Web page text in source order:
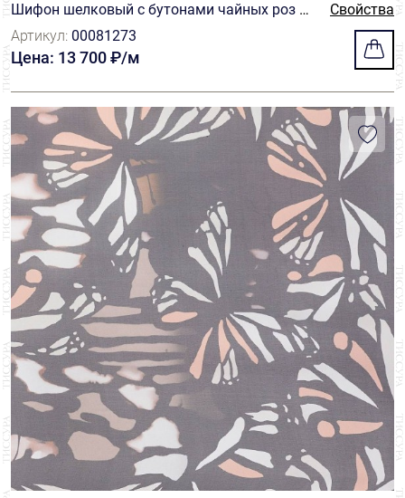
Шифон шелковый с бутонами чайных роз на
темно-синем фоне
Свойства
Артикул: 00081273
Цена: 13 700 ₽/м